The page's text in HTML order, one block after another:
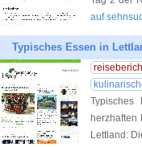
auf
Typisches Essen in
Typisches
Lettland: